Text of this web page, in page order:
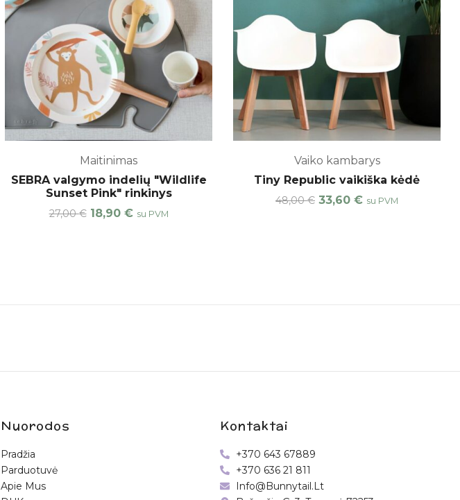
Maitinimas
SEBRA valgymo indelių "Wildlife
Sunset Pink" rinkinys
27,00€ 18,90 € su PVM
Vaiko kambarys
Tiny Republic vaikiška kėdė
48,00€ 33,60 € su PVM
Nuorodos
Pradžia
Parduotuvė
Apie Mus
Kontaktai
+370 643 67889
+370 636 21 811
Info@bunnytail.lt